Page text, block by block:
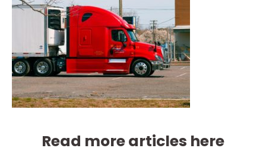
Read more articles here